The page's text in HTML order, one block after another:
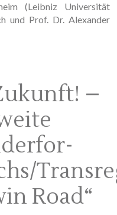
(Leibniz Universität
und Prof. Dr. Alexander
–
Road“